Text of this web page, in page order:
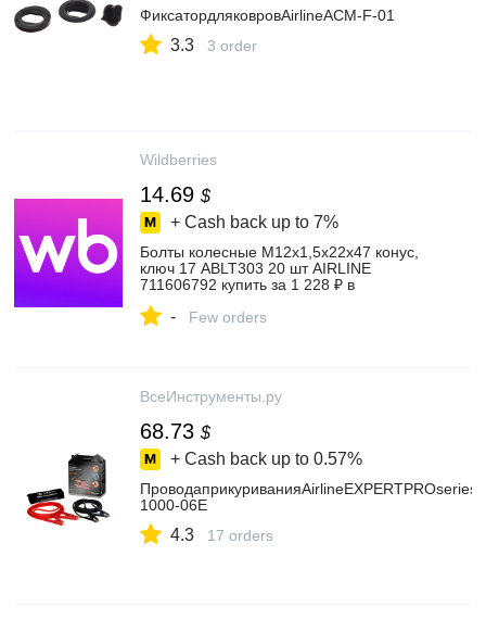
ФиксатордляковровAirlineACM-F-01
3.3 3 order
Wildberries
14.69 $
+ Cash back up to 7%
Болты колесные M12x1,5x22x47 конус,
ключ 17 ABLT303 20 шт AIRLINE
711606792 купить за 1 228 ₽ в
- Few orders
ВсеИнструменты.ру
68.73 $
+ Cash back up to 0.57%
1000-06E
4.3 17 orders